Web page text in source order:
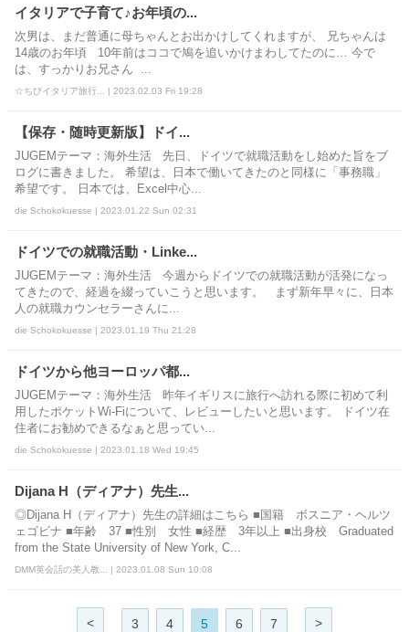
イタリアで子育て♪お年頃の...
次男は、まだ普通に母ちゃんとお出かけしてくれますが、 兄ちゃんは
14歳のお年頃 10年前はココで鳩を追いかけまわしてたのに… 今で
は、すっかりお兄さん ...
☆ちびイタリア旅行... | 2023.02.03 Fri 19:28
【保存・随時更新版】ドイ...
JUGEMテーマ：海外生活 先日、ドイツで就職活動をし始めた旨をブ
ログに書きました。 希望は、日本で働いてきたのと同様に「事務職」
希望です。 日本では、Excel中心...
die Schokokuesse | 2023.01.22 Sun 02:31
ドイツでの就職活動・Linke...
JUGEMテーマ：海外生活 今週からドイツでの就職活動が活発になっ
てきたので、経過を綴っていこうと思います。 まず新年早々に、日本
人の就職カウンセラーさんに...
die Schokokuesse | 2023.01.19 Thu 21:28
ドイツから他ヨーロッパ都...
JUGEMテーマ：海外生活 昨年イギリスに旅行へ訪れる際に初めて利
用したポケットWi-Fiについて、レビューしたいと思います。 ドイツ在
住者にお勧めできるなぁと思ってい...
die Schokokuesse | 2023.01.18 Wed 19:45
Dijana H（ディアナ）先生...
◎Dijana H（ディアナ）先生の詳細はこちら ■国籍 ボスニア・ヘルツ
ェゴビナ ■年齢 37 ■性別 女性 ■経歴 3年以上 ■出身校 Graduated
from the State University of New York, C...
DMM英会話の美人教... | 2023.01.08 Sun 10:08
< 3 4 5 6 7 >